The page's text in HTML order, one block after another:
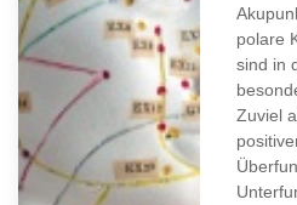
polare
sind in
Zuviel